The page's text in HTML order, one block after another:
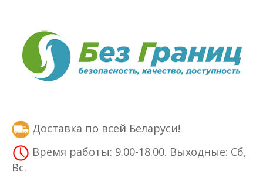
Доставка по всей Беларуси!
Время работы: 9.00-18.00. Выходные: Сб,
Вс.